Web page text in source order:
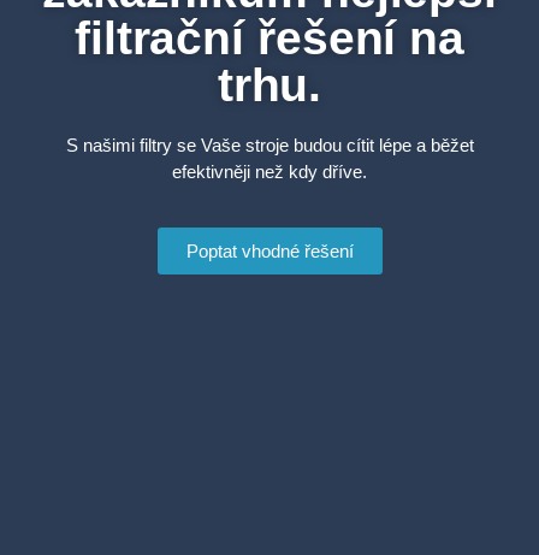
filtrační řešení na
trhu.
S našimi filtry se Vaše stroje budou cítit lépe a běžet
efektivněji než kdy dříve.
Poptat vhodné řešení